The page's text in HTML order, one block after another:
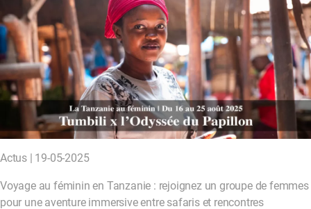
Actus | 19-05-2025
Voyage au féminin en Tanzanie : rejoignez un groupe de femmes
pour une aventure immersive entre safaris et rencontres